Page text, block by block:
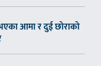
आमा र दुई छोराको